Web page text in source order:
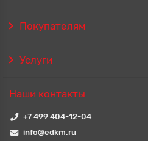
Покупателям
Услуги
Наши контакты
+7 499 404-12-04
info@edkm.ru